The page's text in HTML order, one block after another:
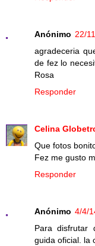
Anónimo 22/
agradeceria
de fez lo
Rosa
Responder
Celina
Que fotos
Fez me gusto
Responder
Anónimo 4/4/
Para disfrutar
guida oficial. la